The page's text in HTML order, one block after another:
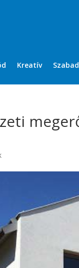
Kreatív